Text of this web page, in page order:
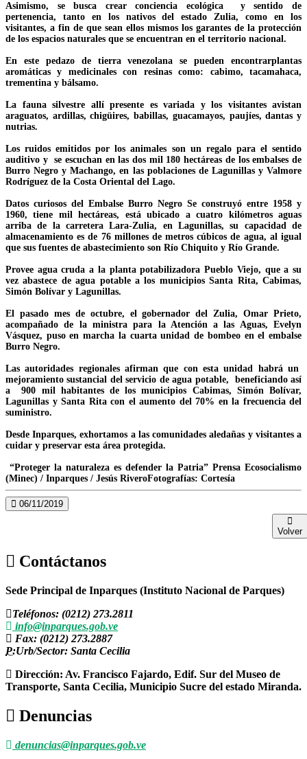
Asimismo, se busca crear conciencia ecológica y sentido de
pertenencia, tanto en los nativos del estado Zulia, como en los
visitantes, a fin de que sean ellos mismos los garantes de la protección
de los espacios naturales que se encuentran en el territorio nacional.
En este pedazo de tierra venezolana se pueden encontrarplantas
aromáticas y medicinales con resinas como: cabimo, tacamahaca,
trementina y bálsamo.
La fauna silvestre allí presente es variada y los visitantes avistan
araguatos, ardillas, chigüires, babillas, guacamayos, paujíes, dantas y
nutrias.
Los ruidos emitidos por los animales son un regalo para el sentido
auditivo y se escuchan en las dos mil 180 hectáreas de los embalses de
Burro Negro y Machango, en las poblaciones de Lagunillas y Valmore
Rodríguez de la Costa Oriental del Lago.
Datos curiosos del Embalse Burro Negro Se construyó entre 1958 y
1960, tiene mil hectáreas, está ubicado a cuatro kilómetros aguas
arriba de la carretera Lara-Zulia, en Lagunillas, su capacidad de
almacenamiento es de 76 millones de metros cúbicos de agua, al igual
que sus fuentes de abastecimiento son Río Chiquito y Río Grande.
Provee agua cruda a la planta potabilizadora Pueblo Viejo, que a su
vez abastece de agua potable a los municipios Santa Rita, Cabimas,
Simón Bolívar y Lagunillas.
El pasado mes de octubre, el gobernador del Zulia, Omar Prieto,
acompañado de la ministra para la Atención a las Aguas, Evelyn
Vásquez, puso en marcha la cuarta unidad de bombeo en el embalse
Burro Negro.
Las autoridades regionales afirman que con esta unidad habrá un
mejoramiento sustancial del servicio de agua potable, beneficiando así
a 900 mil habitantes de los municipios Cabimas, Simón Bolívar,
Lagunillas y Santa Rita con el aumento del 70% en la frecuencia del
suministro.
Desde Inparques, exhortamos a las comunidades aledañas y visitantes a
cuidar y preservar esta área protegida.
“Proteger la naturaleza es defender la Patria” Prensa Ecosocialismo
(Minec) / Inparques / Jesús RiveroFotografías: Cortesía
06/11/2019
Volver
Contáctanos
Sede Principal de Inparques (Instituto Nacional de Parques)
Teléfonos: (0212) 273.2811
info@inparques.gob.ve
Fax: (0212) 273.2887
P:Urb/Sector: Santa Cecilia
Dirección: Av. Francisco Fajardo, Edif. Sur del Museo de
Transporte, Santa Cecilia, Municipio Sucre del estado Miranda.
Denuncias
denuncias@inparques.gob.ve